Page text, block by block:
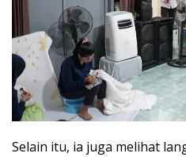
Selain itu, ia juga melihat